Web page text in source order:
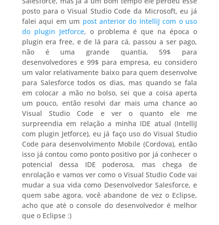
posto para o Visual Studio Code da Microsoft, eu já
falei aqui em um post anterior do IntelliJ com o uso
do plugin Jetforce, o problema é que na época o
plugin era free, e de lá para cá, passou a ser pago,
não é uma grande quantia, 59$ para
desenvolvedores e 99$ para empresa, eu considero
um valor relativamente baixo para quem desenvolve
para Salesforce todos os dias, mas quando se fala
em colocar a mão no bolso, sei que a coisa aperta
um pouco, então resolvi dar mais uma chance ao
Visual Studio Code e ver o quanto ele me
surpreendia em relação a minha IDE atual (IntelliJ
com plugin Jetforce), eu já faço uso do Visual Studio
Code para desenvolvimento Mobile (Cordova), então
isso já contou como ponto positivo por já conhecer o
potencial dessa IDE poderosa, mas chega de
enrolação e vamos ver como o Visual Studio Code vai
mudar a sua vida como Desenvolvedor Salesforce, e
quem sabe agora, você abandone de vez o Eclipse,
acho que até o console do desenvolvedor é melhor
que o Eclipse :)